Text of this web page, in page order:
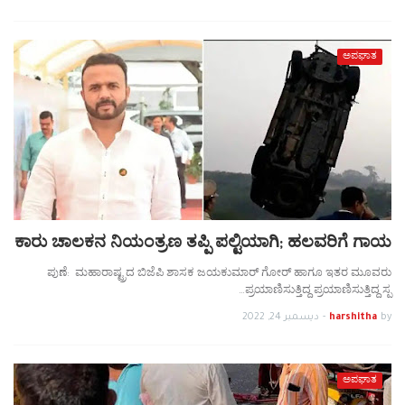
ಅಪಘಾತ
ಕಾರು ಚಾಲಕನ ನಿಯಂತ್ರಣ ತಪ್ಪಿ ಪಲ್ಟಿಯಾಗಿ; ಹಲವರಿಗೆ ಗಾಯ
ಪುಣೆ: ಮಹಾರಾಷ್ಟ್ರದ ಬಿಜೆಪಿ ಶಾಸಕ ಜಯಕುಮಾರ್ ಗೋರ್ ಹಾಗೂ ಇತರ ಮೂವರು
ಪ್ರಯಾಣಿಸುತ್ತಿದ್ದ ಪ್ರಯಾಣಿಸುತ್ತಿದ್ದ ಸ್ಪ…
by
harshitha
- ديسمبر 24, 2022
ಅಪಘಾತ